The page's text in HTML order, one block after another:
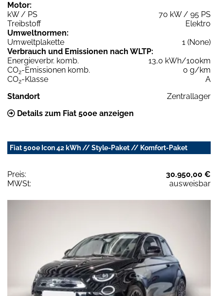
Motor:
kW / PS
70 kW / 95 PS
Treibstoff
Elektro
Umweltnormen:
Umweltplakette
1 (None)
Verbrauch und Emissionen nach WLTP:
Energieverbr. komb.
13,0 kWh/100km
CO2-Emissionen komb.
0 g/km
CO2-Klasse
A
Standort
Zentrallager
Details zum Fiat 500e anzeigen
Fiat 500e Icon 42 kWh // Style-Paket // Komfort-Paket
Preis:
30.950,00 €
MWSt:
ausweisbar